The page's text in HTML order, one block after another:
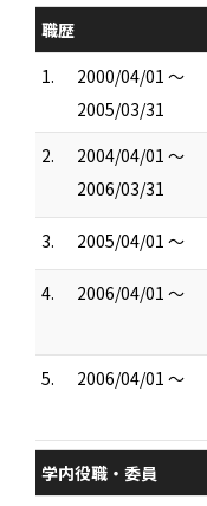
職歴
1.
2000/04/01 ～
2005/03/31
2.
2004/04/01 ～
2006/03/31
3. 2005/04/01 ～
4. 2006/04/01 ～
5. 2006/04/01 ～
学内役職・委員